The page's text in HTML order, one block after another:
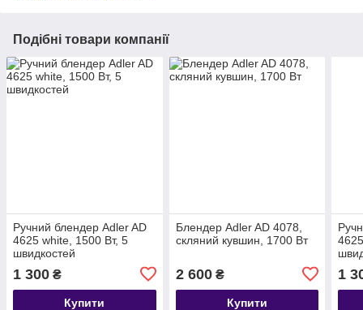
Подібні товари компанії
Ручний блендер Adler AD
4625 white, 1500 Вт, 5
швидкостей
1 300 ₴
Купити
Блендер Adler AD 4078,
скляний кувшин, 1700 Вт
2 600₴
Купити
1